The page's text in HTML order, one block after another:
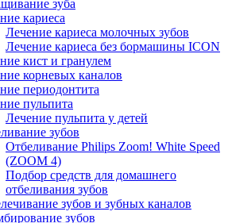
зуба
кариеса
Лечение кариеса молочных зубов
Лечение кариеса без бормашины ICON
кист и гранулем
корневых каналов
периодонтита
пульпита
Лечение пульпита у детей
зубов
Отбеливание Philips Zoom! White Speed
(ZOOM 4)
Подбор средств для домашнего
отбеливания зубов
зубов и зубных каналов
зубов